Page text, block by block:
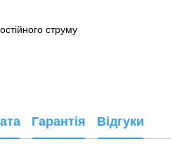
струму
Гарантія Відгуки